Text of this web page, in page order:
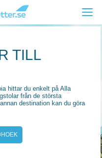
TILL
hittar du enkelt på Alla
från de största
destination kan du göra